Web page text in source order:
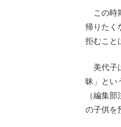
この時
帰りたく
拒むこと
美代子
昧」とい
（編集
の子供を